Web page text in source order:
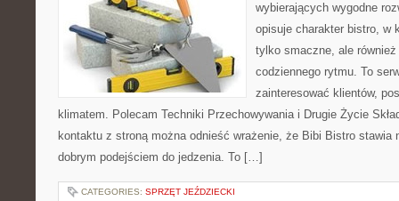
wybierających wygodne
opisuje charakter bistro, w
tylko smaczne, ale również
codziennego rytmu. To
zainteresować klientów,
klimatem. Polecam Techniki Przechowywania i Drugie Życie
kontaktu z stroną można odnieść wrażenie, że Bibi Bistro stawia
dobrym podejściem do jedzenia. To […]
CATEGORIES: SPRZĘT JEŹDZIECKI